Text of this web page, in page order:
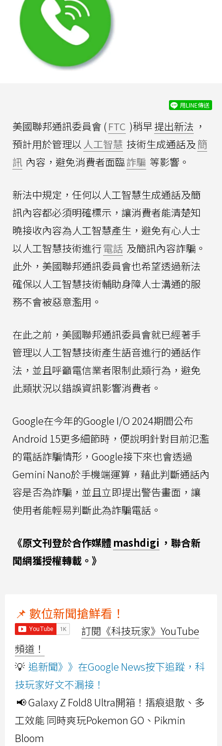
用LINE傳送
美國聯邦通訊委員會 (FTC )稍早提出新法 ，
預計用於管理以 人工智慧 技術生成通話及簡
訊 內容，避免消費者面臨詐騙 等影響。
新法中規定，任何以人工智慧生成通話及簡
訊內容都必須明確標示，讓消費者能清楚知
曉接收內容為人工智慧產生，避免有心人士
以人工智慧技術進行電話 及簡訊內容詐騙。
此外，美國聯邦通訊委員會也希望透過新法
確保以人工智慧技術輔助身障人士溝通的服
務不會被惡意濫用。
在此之前，美國聯邦通訊委員會就已經著手
管理以人工智慧技術產生語音進行的通話作
法，並且呼籲電信業者限制此類行為，避免
此類狀況以錯誤資訊影響消費者。
Google在今年的Google I/O 2024期間公布
Android 15更多細節時，便說明針對目前氾濫
的電話詐騙情形，Google接下來也會透過
Gemini Nano於手機端運算，藉此判斷通話內
容是否為詐騙，並且立即提出警告畫面，讓
使用者能輕易判斷此為詐騙電話。
《原文刊登於合作媒體 mashdigi ，聯合新
聞網獲授權轉載。》
📌 數位新聞搶鮮看！
訂閱《科技玩家》YouTube
頻道！
💡 追新聞》》在Google News按下追蹤，科
技玩家好文不漏接！
📢 Galaxy Z Fold8 Ultra開箱！摺痕退散、多
工效能 同時爽玩Pokemon GO、Pikmin
Bloom